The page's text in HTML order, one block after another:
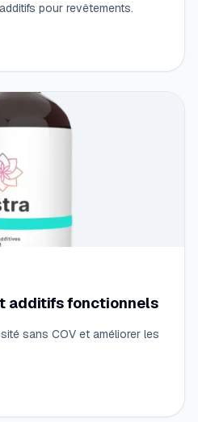
pour revêtements.
additifs fonctionnels
sans COV et améliorer les